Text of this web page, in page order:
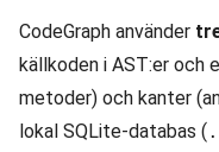
CodeGraph använder
källkoden i AST:er och
metoder) och kanter
lokal SQLite-databas (